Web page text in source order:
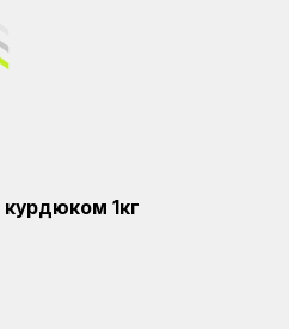
1кг